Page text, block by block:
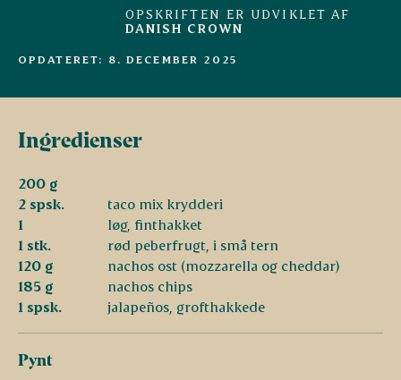
OPSKRIFTEN ER UDVIKLET AF
DANISH CROWN
OPDATERET: 8. DECEMBER 2025
Ingredienser
200 g
2 spsk.
taco mix krydderi
1
løg, finthakket
1 stk.
rød peberfrugt, i små tern
120 g
nachos ost (mozzarella og cheddar)
185 g
nachos chips
1 spsk.
jalapeños, grofthakkede
Pynt